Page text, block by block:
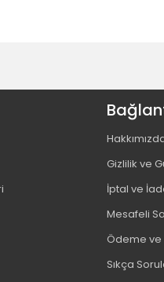
Gizlilik ve
İptal ve
Mesafeli
Ödeme ve
Sıkça